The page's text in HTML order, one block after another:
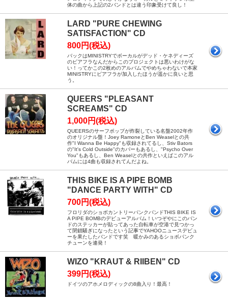
体の曲から上記の2バンドとは違う印象受けて良し！
LARD "PURE CHEWING
SATISFACTION" CD
800円(税込)
バックはMINISTRYでボーカルがデッド・ケネディーズ
のビアフラなんだからこのプロジェクトは悪いわけがな
い！ってかこの2枚めのアルバムでやめちゃわないで本家
MINISTRYにビアフラが加入したほうが遥かに良いと思
う。
QUEERS "PLEASANT
SCREAMS" CD
1,000円(税込)
QUEERSのサーフポップが炸裂している名盤2002年作
のオリジナル盤！Joey RamoneとBen Weaselとの共
作"I Wanna Be Happy"も収録されてるし、Stiv Bators
の"It's Cold Outside"のカバーもあるし、"Psycho Over
You"もあるし、Ben Weaselとの共作といえばこのアル
バムには4曲も収録されてんだよね。
THIS BIKE IS A PIPE BOMB
"DANCE PARTY WITH" CD
700円(税込)
フロリダのショボカントリーパンクバンドTHIS BIKE IS
A PIPE BOMBのデビューアルバム！いつぞやにこのバン
ドのステッカーが貼ってあった自転車が空港で見つかっ
て閉鎖騒ぎになったという記事でYAHOOニュースデビュ
ーを果たしたバンドです笑 暖かみのあるショボパンク
チューンを連発！
WIZO "KRAUT & RIIBEN" CD
399円(税込)
ドイツのアホメロディックの8曲入り！最高！